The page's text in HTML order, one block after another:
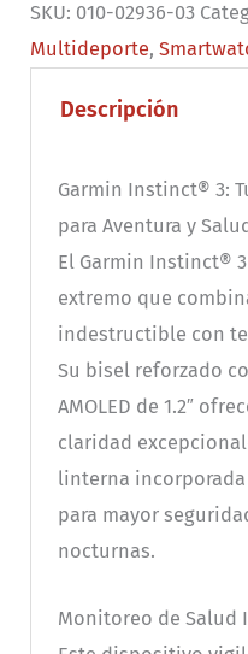
–
45
SKU: 010-02936-03
Multideporte,
Descripción
Garmin Instinct® 3:
para Aventura y
El Garmin Instinct®
extremo que
indestructible con
Su bisel reforzado
AMOLED de 1.2″
claridad
linterna
para mayor
nocturnas.
Monitoreo de Salud